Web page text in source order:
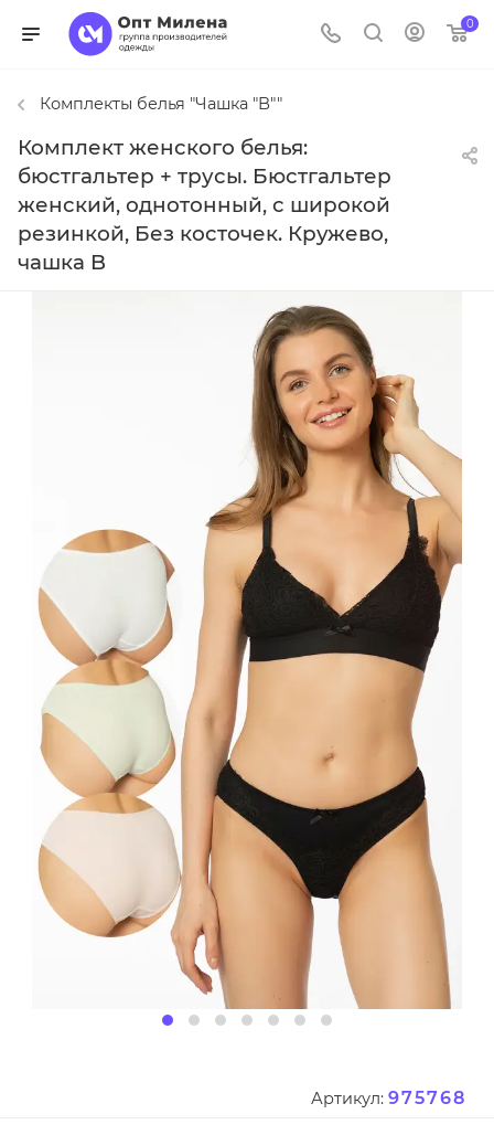
0
Комплекты белья "Чашка "B""
Комплект женского белья:
бюстгальтер + трусы. Бюстгальтер
женский, однотонный, с широкой
резинкой, Без косточек. Кружево,
чашка B
Артикул: 975768